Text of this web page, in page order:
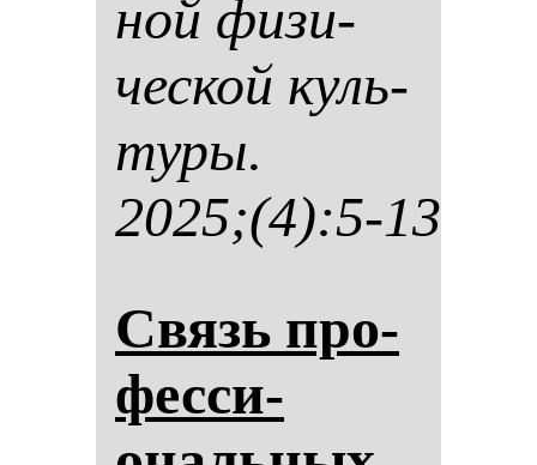
ной фи­зи­
чес­кой куль­
ту­ры.
2025;(4):5-13
Связь про­
фес­си­